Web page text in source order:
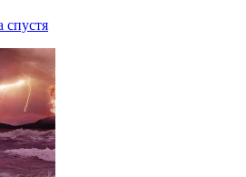
спустя